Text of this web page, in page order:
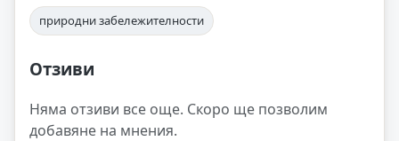
природни забележителности
Отзиви
Няма отзиви все още. Скоро ще позволим
добавяне на мнения.